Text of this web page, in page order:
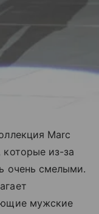
Marc
из-за
очень смелыми.
мужские